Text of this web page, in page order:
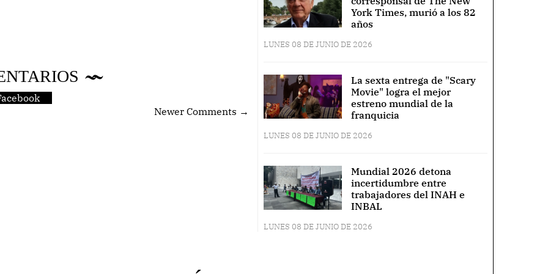
Newer Comments →
York Times, murió a los 82
años
LUNES 08 DE JUNIO DE 2026
La sexta entrega de "Scary
Movie" logra el mejor
estreno mundial de la
franquicia
LUNES 08 DE JUNIO DE 2026
Mundial 2026 detona
incertidumbre entre
trabajadores del INAH e
INBAL
LUNES 08 DE JUNIO DE 2026